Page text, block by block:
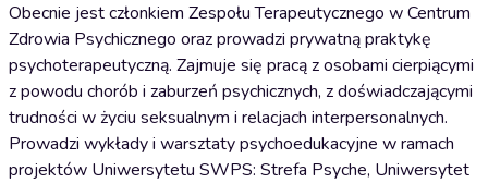
Obecnie jest członkiem Zespołu Terapeutycznego w Centrum
Zdrowia Psychicznego oraz prowadzi prywatną praktykę
psychoterapeutyczną. Zajmuje się pracą z osobami cierpiącymi
z powodu chorób i zaburzeń psychicznych, z doświadczającymi
trudności w życiu seksualnym i relacjach interpersonalnych.
Prowadzi wykłady i warsztaty psychoedukacyjne w ramach
projektów Uniwersytetu SWPS: Strefa Psyche, Uniwersytet